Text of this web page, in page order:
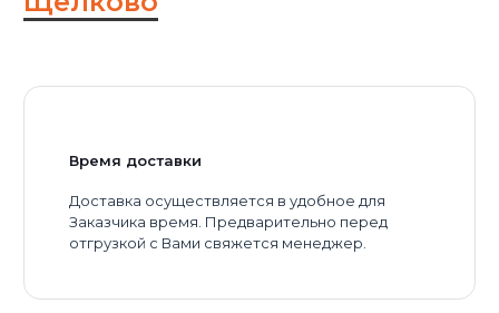
Время доставки
Доставка осуществляется в удобное для
Заказчика время. Предварительно перед
отгрузкой с Вами свяжется менеджер.